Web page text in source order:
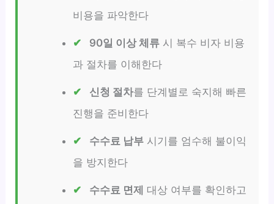
비용을 파악한다
90일 이상 체류시 복수 비자 비용
과 절차를 이해한다
신청 절차를 단계별로 숙지해 빠른
진행을 준비한다
수수료 납부시기를 엄수해 불이익
을 방지한다
수수료 면제
대상 여부를 확인하고